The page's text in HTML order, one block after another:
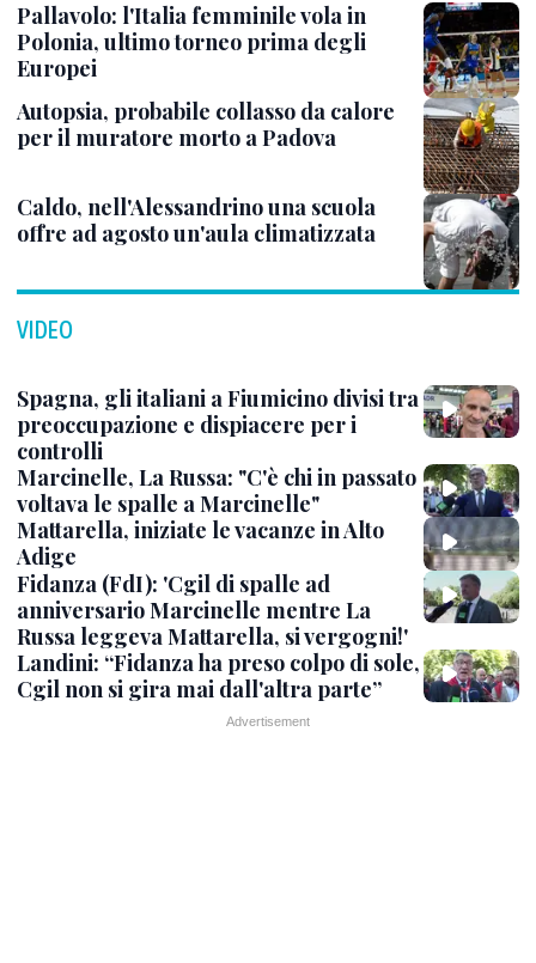
Pallavolo: l'Italia femminile vola in
Polonia, ultimo torneo prima degli
Europei
Autopsia, probabile collasso da calore
per il muratore morto a Padova
Caldo, nell'Alessandrino una scuola
offre ad agosto un'aula climatizzata
VIDEO
Spagna, gli italiani a Fiumicino divisi tra
preoccupazione e dispiacere per i
controlli
Marcinelle, La Russa: "C'è chi in passato
voltava le spalle a Marcinelle"
Mattarella, iniziate le vacanze in Alto
Adige
Fidanza (FdI): 'Cgil di spalle ad
anniversario Marcinelle mentre La
Russa leggeva Mattarella, si vergogni!'
Landini: “Fidanza ha preso colpo di sole,
Cgil non si gira mai dall'altra parte”